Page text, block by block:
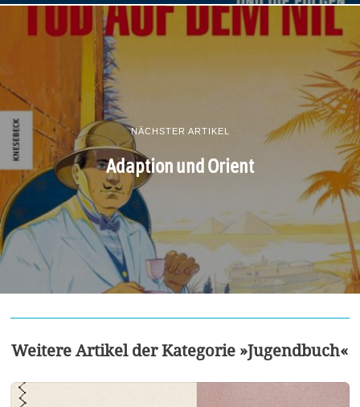
NÄCHSTER ARTIKEL
Adaption und Orient
Weitere Artikel der Kategorie »Jugendbuch«